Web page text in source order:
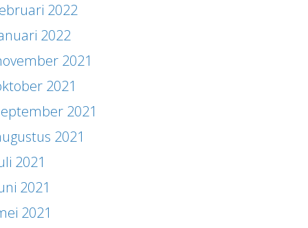
2022
2022
2021
2021
2021
2021
2021
2021
2021